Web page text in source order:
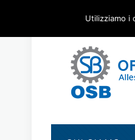
Utilizziamo i